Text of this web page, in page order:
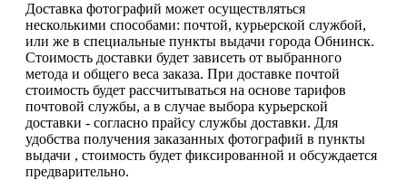
Доставка фотографий может осуществляться
несколькими способами: почтой, курьерской службой,
или же в специальные пункты выдачи города Обнинск.
Стоимость доставки будет зависеть от выбранного
метода и общего веса заказа. При доставке почтой
стоимость будет рассчитываться на основе тарифов
почтовой службы, а в случае выбора курьерской
доставки - согласно прайсу службы доставки. Для
удобства получения заказанных фотографий в пункты
выдачи , стоимость будет фиксированной и обсуждается
предварительно.